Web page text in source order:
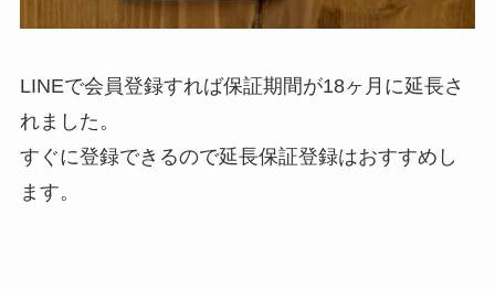
LINEで会員登録すれば保証期間が18ヶ月に延長さ
れました。
すぐに登録できるので延長保証登録はおすすめし
ます。